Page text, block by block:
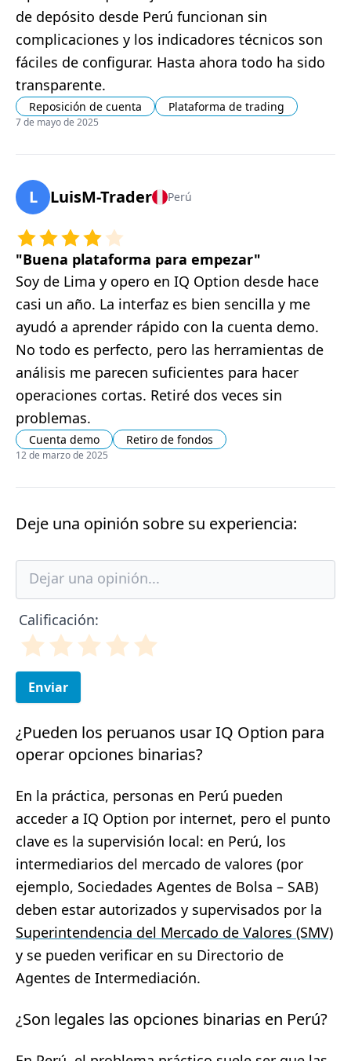
de depósito desde Perú funcionan sin
complicaciones y los indicadores técnicos son
fáciles de configurar. Hasta ahora todo ha sido
transparente.
Reposición de cuenta Plataforma de trading
7 de mayo de 2025
L LuisM-Trader Perú
" Buena plataforma para empezar"
Soy de Lima y opero en IQ Option desde hace
casi un año. La interfaz es bien sencilla y me
ayudó a aprender rápido con la cuenta demo.
No todo es perfecto, pero las herramientas de
análisis me parecen suficientes para hacer
operaciones cortas. Retiré dos veces sin
problemas.
Cuenta demo Retiro de fondos
12 de marzo de 2025
Deje una opinión sobre su experiencia:
Calificación:
Enviar
¿Pueden los peruanos usar IQ Option para
operar opciones binarias?
En la práctica, personas en Perú pueden
acceder a IQ Option por internet, pero el punto
clave es la supervisión local: en Perú, los
intermediarios del mercado de valores (por
ejemplo, Sociedades Agentes de Bolsa – SAB)
deben estar autorizados y supervisados por la
Superintendencia del Mercado de Valores (SMV)
y se pueden verificar en su Directorio de
Agentes de Intermediación.
¿Son legales las opciones binarias en Perú?